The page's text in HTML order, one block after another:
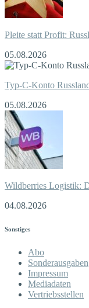
Pleite statt Profit:
05.08.2026
Typ-C-Konto
05.08.2026
Wildberries Logistik:
04.08.2026
Sonstiges
Abo
Sonderausgaben
Impressum
Mediadaten
Vertriebsstellen